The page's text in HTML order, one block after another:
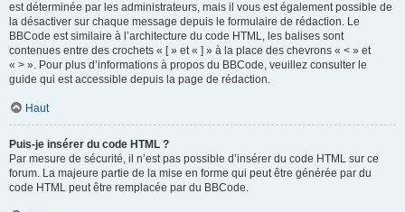
est déterminée par les administrateurs, mais il vous est également possible de
la désactiver sur chaque message depuis le formulaire de rédaction. Le
BBCode est similaire à l’architecture du code HTML, les balises sont
contenues entre des crochets « [ » et « ] » à la place des chevrons « < » et
« > ». Pour plus d’informations à propos du BBCode, veuillez consulter le
guide qui est accessible depuis la page de rédaction.
Haut
Puis-je insérer du code HTML ?
Par mesure de sécurité, il n’est pas possible d’insérer du code HTML sur ce
forum. La majeure partie de la mise en forme qui peut être générée par du
code HTML peut être remplacée par du BBCode.